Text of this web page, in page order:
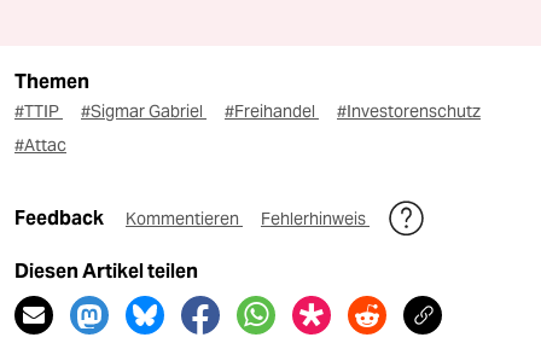
Themen
#TTIP #Sigmar Gabriel #Freihandel
#Investorenschutz
#Attac
Feedback Kommentieren Fehlerhinweis
Diesen Artikel teilen